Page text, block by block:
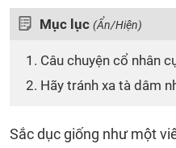
Mục lục (Ẩn/Hiện)
1. Câu chuyện cổ nhân
2. Hãy tránh xa tà dâm
Sắc dục giống như một